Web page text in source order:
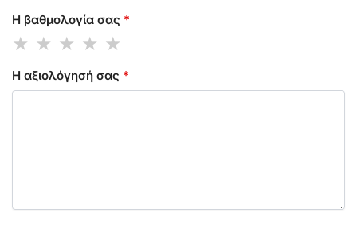
Η βαθμολογία σας *
Η αξιολόγησή σας *